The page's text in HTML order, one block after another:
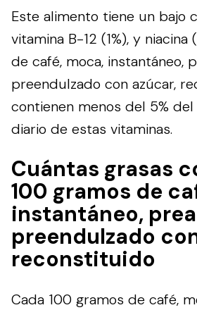
Este alimento tiene un bajo
vitamina B-12 (1%), y niacina
de café, moca, instantáneo,
preendulzado con azúcar,
contienen menos del 5%
diario de estas vitaminas.
Cuántas grasas
100 gramos de
instantáneo,
preendulzado
reconstituido
Cada 100 gramos de café,